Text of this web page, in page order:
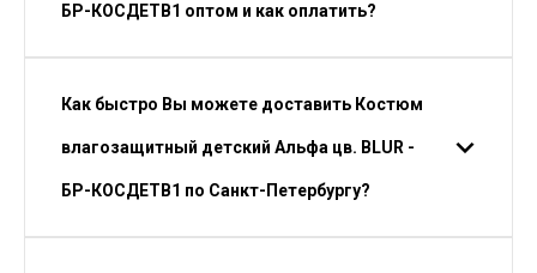
БР-КОСДЕТВ1 оптом и как оплатить?
Как быстро Вы можете доставить Костюм
влагозащитный детский Альфа цв. BLUR -
БР-КОСДЕТВ1 по Санкт-Петербургу?